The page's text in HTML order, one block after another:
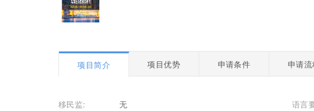
项目简介 项目优势 申请条件 申请流
移民监: 无 语言